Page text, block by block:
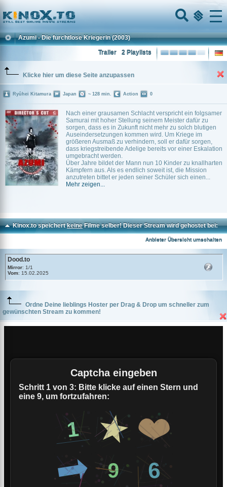
Home
Menu
Azumi - Die furchtlose Kriegerin (2003)
2 Playlists
Trailer
Klicke hier um diese Seite anzupassen
Nach einer grausamen Schlacht verspricht ein folgsamer
Samurai mit hoher Stellung seinem Meister dafür zu
sorgen, dass es in Zukunft nicht mehr zu solch blutigen
Auseindersetzungen kommen wird. Um Kriege im
größeren Ausmaß zu verhindern, soll er dafür sorgen,
dass kriegstreibende Adelige bereits vor einer Eskalation
umgebracht werden.
Über Jahre bildet der Mann nun 10 Kinder zu knallharten
Kämpfern aus. Als es endlich soweit ist, die Mission
anzutreten bittet er jeden seiner Schüler sich einen...
Mehr zeigen...
Ryûhei Kitamura Japan ~ 128 min. Action 0
Kinox.to speichertkeineFilme selber! Dieser Stream wird gehostet bei:
Anbieter Übersicht umschalten
Dood.to
Mirror: 1/1
Vom: 15.02.2025
Ordne Deine lieblings Hoster per Drag & Drop um schneller zum
gewünschten Stream zu kommen!